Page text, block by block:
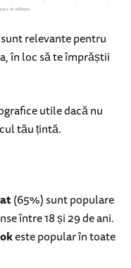
relevante pentru
în loc să te împrăștii
utile dacă nu
tău țintă.
(65%) sunt populare
între 18 și 29 de ani.
este popular în toate